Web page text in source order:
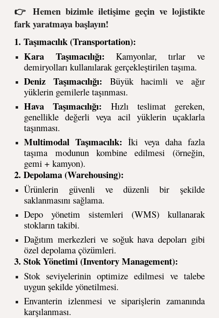
👉 Hemen bizimle iletişime geçin ve lojistikte
fark yaratmaya başlayın!
1. Taşımacılık (Transportation):
Kara Taşımacılığı: Kamyonlar, tırlar ve
demiryolları kullanılarak gerçekleştirilen taşıma.
Deniz Taşımacılığı: Büyük hacimli ve ağır
yüklerin gemilerle taşınması.
Hava Taşımacılığı: Hızlı teslimat gereken,
genellikle değerli veya acil yüklerin uçaklarla
taşınması.
Multimodal Taşımacılık: İki veya daha fazla
taşıma modunun kombine edilmesi (örneğin,
gemi + kamyon).
2. Depolama (Warehousing):
Ürünlerin güvenli ve düzenli bir şekilde
saklanmasını sağlama.
Depo yönetim sistemleri (WMS) kullanarak
stokların takibi.
Dağıtım merkezleri ve soğuk hava depoları gibi
özel depolama çözümleri.
3. Stok Yönetimi (Inventory Management):
Stok seviyelerinin optimize edilmesi ve talebe
uygun şekilde yönetilmesi.
Envanterin izlenmesi ve siparişlerin zamanında
karşılanması.